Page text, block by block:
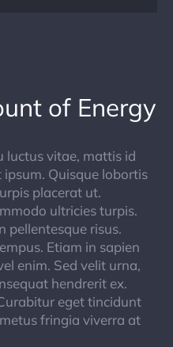
of Energy
luctus vitae, mattis id
Quisque lobortis
placerat ut.
ultricies turpis.
pellentesque risus.
Etiam in sapien
enim. Sed velit urna,
hendrerit ex.
eget tincidunt
fringia viverra at